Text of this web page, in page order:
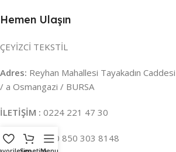
Hemen Ulaşın
ÇEYİZCİ TEKSTİL
Adres: Reyhan Mahallesi Tayakadın
/ a Osmangazi / BURSA
İLETİŞİM : 0224 221 47 30
WHATSAPP :0 850 303 8148